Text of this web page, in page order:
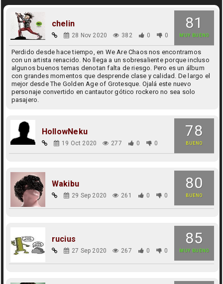
81
MUY BUENO
chelin
28 Nov 2020 382 0 0
Perdido desde hace tiempo, en We Are Chaos nos encontramos
con un artista renacido. No llega a un sobresaliente porque incluso
algunos buenos temas denotan falta de riesgo. Pero es un álbum
con grandes momentos que desprende clase y calidad. De largo el
mejor desde The Golden Age of Grotesque. Ojalá este nuevo
personaje convertido en cantautor gótico rockero no sea solo
pasajero.
78
BUENO
HollowNeku
19 Oct 2020 277 0 0
80
BUENO
Wakibu
29 Sep 2020 261 0 0
85
MUY BUENO
rucius
27 Sep 2020 267 0 0